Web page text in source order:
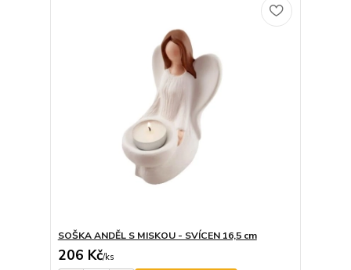
SOŠKA ANDĚL S MISKOU - SVÍCEN 16,5 cm
206 Kč/ks